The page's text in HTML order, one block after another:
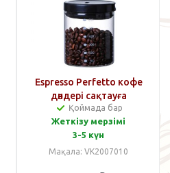
Espresso Perfetto кофе
дәндері сақтауға
арналған банка 600 мл
Қоймада бар
Жеткізу мерзімі
3-5 күн
Мақала: VK2007010